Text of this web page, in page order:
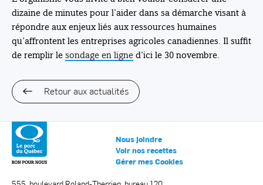
dizaine de minutes pour l’aider dans sa démarche visant à
répondre aux enjeux liés aux ressources humaines
qu’affrontent les entreprises agricoles canadiennes. Il suffit
de remplir le sondage en ligne d’ici le 30 novembre.
Retour aux actualités
Nous joindre
Voir nos recettes
Gérer mes Cookies